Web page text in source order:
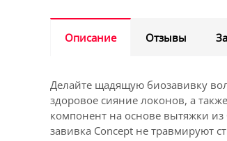
Описание Отзывы
Делайте щадящую биозавивку
здоровое сияние локонов, а
компонент на основе вытяжки
завивка Concept не травмируют